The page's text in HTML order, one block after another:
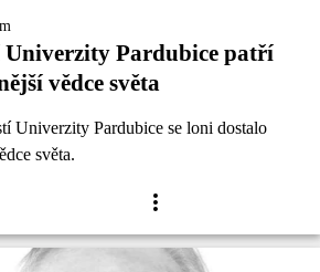
Univerzity Pardubice patří
vědce světa
Univerzity Pardubice se loni dostalo
světa.